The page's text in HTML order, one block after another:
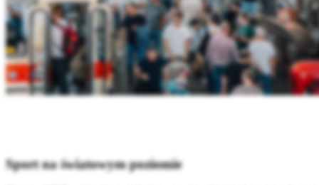
Sport na światowym poziomie